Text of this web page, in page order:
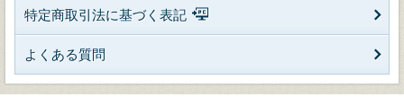
特定商取引法に基づく表記
よくある質問